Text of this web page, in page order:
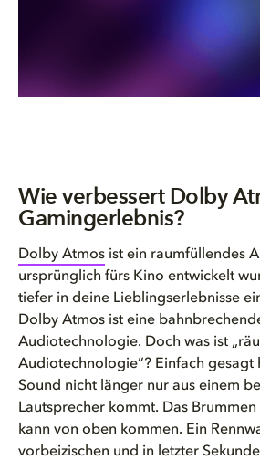
Wie verbessert Dolby
Gamingerlebnis?
Dolby Atmos ist ein raumfüllendes
ursprünglich fürs Kino entwickelt
tiefer in deine Lieblingserlebnisse
Dolby Atmos ist eine
Audiotechnologie. Doch was ist
Audiotechnologie”? Einfach gesagt
Sound nicht länger nur aus einem
Lautsprecher kommt. Das
kann von oben kommen. Ein
vorbeizischen und in letzter